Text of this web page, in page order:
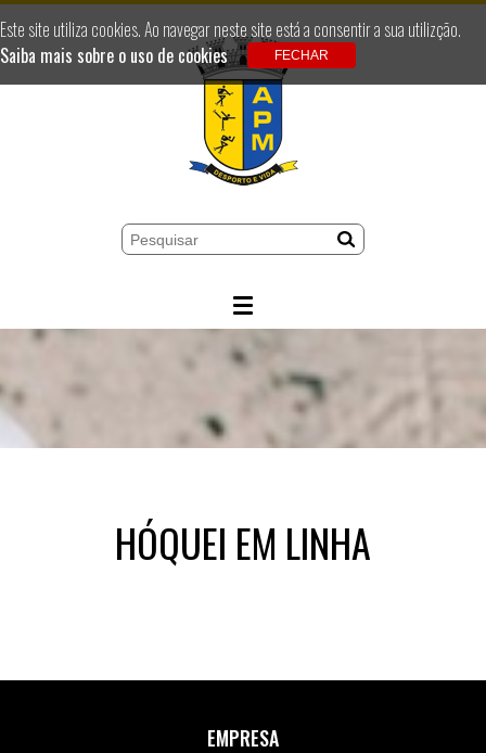
HÓQUEI EM LINHA
EMPRESA
Este site utiliza cookies. Ao navegar neste site está a consentir a sua utilizção.
Saiba mais sobre o uso de cookies